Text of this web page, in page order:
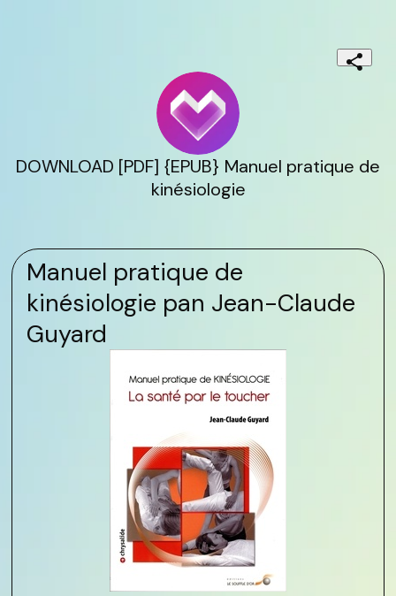
DOWNLOAD [PDF] {EPUB} Manuel pratique de
kinésiologie
Manuel pratique de
kinésiologie pan Jean-Claude
Guyard